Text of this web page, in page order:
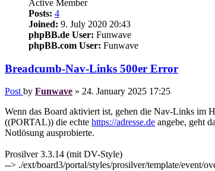
Active Member
Posts: 4
Joined: 9. July 2020 20:43
phpBB.de User: Funwave
phpBB.com User: Funwave
Breadcumb-Nav-Links 500er Error
Post by Funwave » 24. January 2025 17:25
Wenn das Board aktiviert ist, gehen die Nav-Links im
((PORTAL)) die echte https://adresse.de angebe, geht
Notlösung ausprobierte.
Prosilver 3.3.14 (mit DV-Style)
--> ./ext/board3/portal/styles/prosilver/template/event/